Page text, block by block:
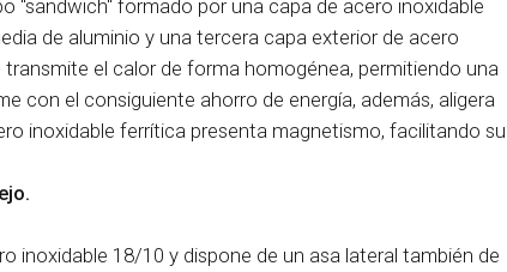
"sandwich" formado por una capa de acero inoxidable
de aluminio y una tercera capa exterior de acero
transmite el calor de forma homogénea, permitiendo una
con el consiguiente ahorro de energía, además, aligera
inoxidable ferrítica presenta magnetismo, facilitando su
inoxidable 18/10 y dispone de un asa lateral también de